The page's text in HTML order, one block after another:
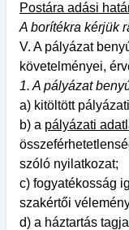
Postára adási
A borítékra kérjük
V. A pályázat
követelményei,
1. A pályázat
a) kitöltött
b) a pályázati
szóló nyilatkozat;
c) fogyatékosság
szakértői
d) a háztartás